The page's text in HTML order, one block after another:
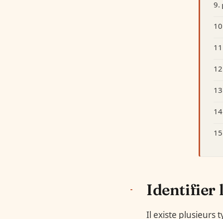
Identifier
Il existe plusieurs